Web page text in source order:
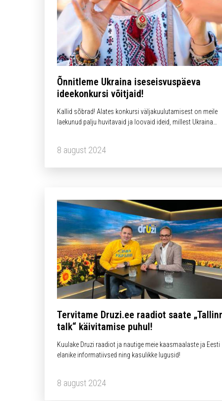
Õnnitleme Ukraina iseseisvuspäeva
ideekonkursi võitjaid!
Kallid sõbrad! Alates konkursi väljakuulutamisest on meile
laekunud palju huvitavaid ja loovaid ideid, millest Ukraina
esindajad valisid viie idee asemel välja koguni kuus ideed,…
8 august 2024
Tervitame Druzi.ee raadiot saate
talk“ käivitamise puhul!
Kuulake Druzi raadiot ja nautige meie kaasmaalaste ja Eesti
elanike informatiivsed ning kasulikke lugusid!
8 august 2024